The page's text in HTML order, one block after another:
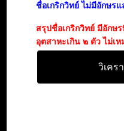
ชื่อเกริกวิทย์ ไม่มีอักษร
สรุปชื่อเกริกวิทย์ มีอักษ
อุตสาหะเกิน ๒ ตัว ไม่เ
วิเคร